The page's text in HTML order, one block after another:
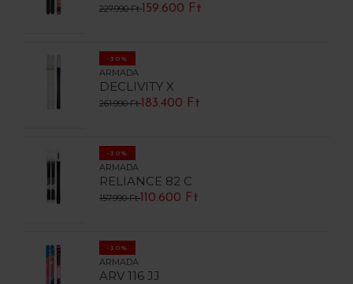
227.990 Ft 159.600 Ft
-30%
ARMADA
DECLIVITY X
261.990 Ft 183.400 Ft
-30%
ARMADA
RELIANCE 82 C
157.990 Ft 110.600 Ft
-30%
ARMADA
ARV 116 JJ